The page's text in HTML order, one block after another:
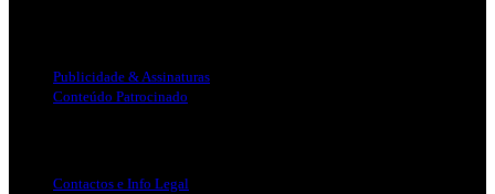
Publicidade & Assinaturas
Conteúdo Patrocinado
Contactos e Info Legal